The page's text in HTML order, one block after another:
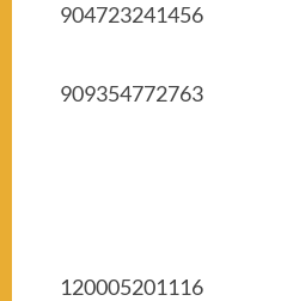
904723241456
909354772763
120005201116